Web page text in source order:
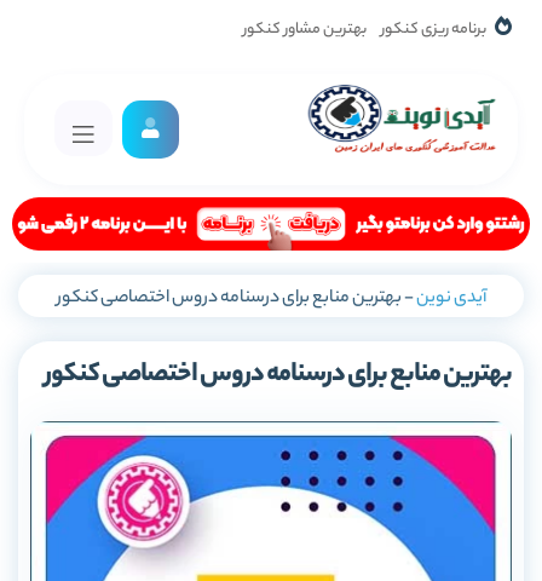
برنامه ریزی کنکور بهترین مشاور کنکور
آیدی نوین-بهترین منابع برای درسنامه دروس اختصاصی کنکور
بهترین منابع برای درسنامه دروس اختصاصی کنکور